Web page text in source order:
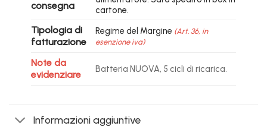
consegna
cartone.
Tipologia di
fatturazione
Regime del Margine (Art. 36, in
esenzione iva)
Note da
evidenziare
Batteria NUOVA, 5 cicli di ricarica.
Informazioni aggiuntive